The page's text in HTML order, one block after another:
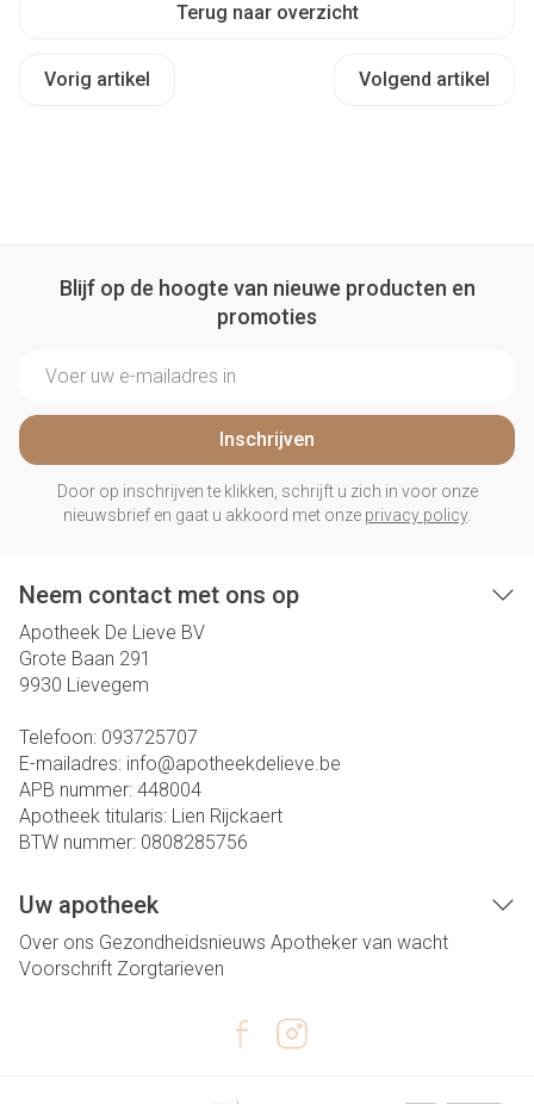
Terug naar overzicht
Vorig artikel Volgend artikel
Blijf op de hoogte van nieuwe producten en
promoties
Inschrijven
Door op inschrijven te klikken, schrijft u zich in voor onze
nieuwsbrief en gaat u akkoord met onze privacy policy.
Neem contact met ons op
Apotheek De Lieve BV
Grote Baan 291
9930 Lievegem
Telefoon: 093725707
E-mailadres: info@apotheekdelieve.be
APB nummer: 448004
Apotheek titularis: Lien Rijckaert
BTW nummer: 0808285756
Uw apotheek
Over ons Gezondheidsnieuws Apotheker van wacht
Voorschrift Zorgtarieven